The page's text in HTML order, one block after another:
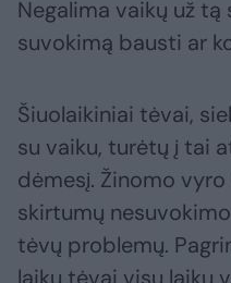
Negalima vaikų už
suvokimą bausti ar
Šiuolaikiniai tėvai,
su vaiku, turėtų į tai
dėmesį. Žinomo
skirtumų
tėvų problemų.